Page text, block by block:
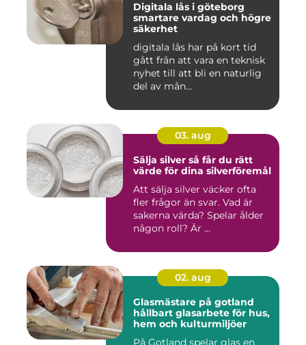
Digitala lås i göteborg
smartare vardag och högre
säkerhet
digitala lås har på kort tid
gått från att vara en teknisk
nyhet till att bli en naturlig
del av mån...
03. aug
Sälja silver så får du rätt
värde för dina silverföremål
Att sälja silver väcker ofta
fler frågor än svar. Vad är
sakerna värda? Spelar ålder
någon roll? Är ...
02. aug
Glasmästare på gotland
hållbart glasarbete för hus,
hem och kulturmiljöer
På Gotland spelar glas en